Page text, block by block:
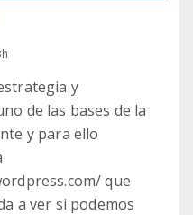
y
de las bases de la
y para ello
que
a ver si podemos